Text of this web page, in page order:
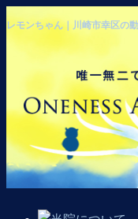
レモンちゃん｜川崎市幸区の